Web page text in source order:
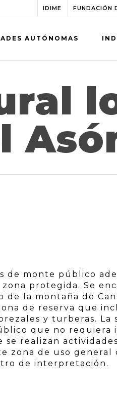
IDIME FUNDACIÓN
AUTÓNOMAS
de monte público
protegida. Se
la montaña de
de reserva que
y turberas. La
que no requiera
realizan
zona de uso general
de interpretación.